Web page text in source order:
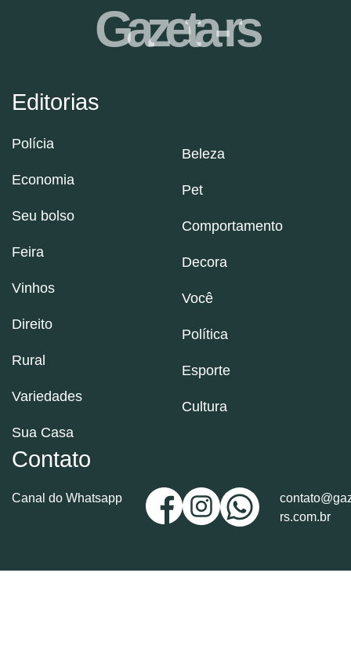
Editorias
Polícia
Economia
Seu bolso
Feira
Vinhos
Direito
Rural
Variedades
Sua Casa
Beleza
Pet
Comportamento
Decora
Você
Política
Esporte
Cultura
Contato
Canal do Whatsapp
rs.com.br
Gazeta-rs